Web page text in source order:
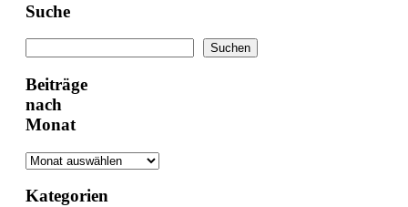
Suche
Suchen
Beiträge
nach
Monat
Kategorien